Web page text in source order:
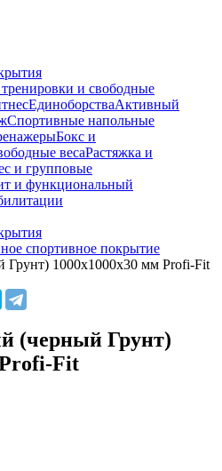
и свободные
ЕдиноборстваАктивный
Спортивные напольные
Бокс и
весаРастяжка и
и групповые
и функциональный
спортивное покрытие
Грунт) 1000x1000x30 мм Profi-Fit
(черный Грунт)
Profi-Fit